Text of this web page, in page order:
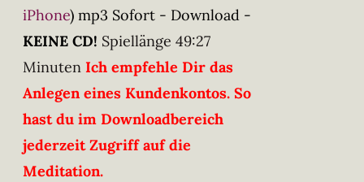
iPhone) mp3 Sofort - Download -
KEINE CD! Spiellänge 49:27
Minuten Ich empfehle Dir das
Anlegen eines Kundenkontos. So
hast du im Downloadbereich
jederzeit Zugriff auf die
Meditation.